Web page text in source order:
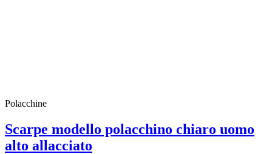
Polacchine
Scarpe modello polacchino chiaro uomo
alto allacciato